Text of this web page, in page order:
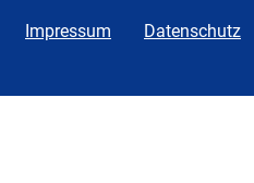
Impressum Datenschutz